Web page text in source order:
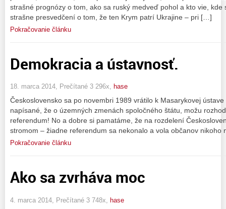
strašné prognózy o tom, ako sa ruský medveď pohol a kto vie,
strašne presvedčení o tom, že ten Krym patrí Ukrajine – pri […]
Pokračovanie článku
Demokracia a ústavnosť.
18. marca 2014, Prečítané 3 296x, hase
Československo sa po novembri 1989 vrátilo k Masarykovej
napísané, že o územných zmenách spoločného štátu, možu
referendum! No a dobre si pamatáme, že na rozdelení
stromom – žiadne referendum sa nekonalo a vola občanov
Pokračovanie článku
Ako sa zvrháva moc
4. marca 2014, Prečítané 3 748x, hase